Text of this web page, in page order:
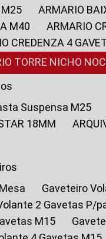
M25
ARMARIO
M40
ARMARIO
CREDENZA 4
TORRE NICHO
Suspensa M25
18MM
Gaveteiro
2 Gavetas P/
M15